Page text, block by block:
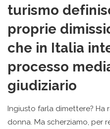
turismo
proprie
che in Italia
processo
giudiziario
Ingiusto farla dimettere? Ha
donna. Ma scherziamo, per